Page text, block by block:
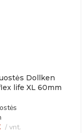
Dollken
life XL 60mm
vnt.